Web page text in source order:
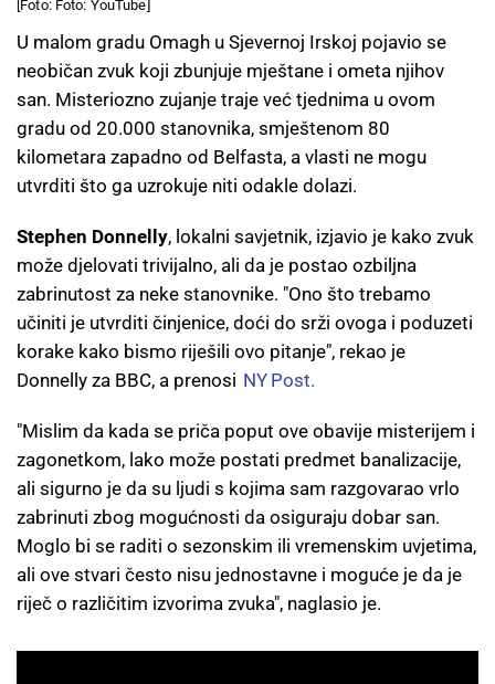
[Foto: Foto: YouTube]
U malom gradu Omagh u Sjevernoj Irskoj pojavio se
neobičan zvuk koji zbunjuje mještane i ometa njihov
san. Misteriozno zujanje traje već tjednima u ovom
gradu od 20.000 stanovnika, smještenom 80
kilometara zapadno od Belfasta, a vlasti ne mogu
utvrditi što ga uzrokuje niti odakle dolazi.
Stephen Donnelly, lokalni savjetnik, izjavio je kako zvuk
može djelovati trivijalno, ali da je postao ozbiljna
zabrinutost za neke stanovnike. "Ono što trebamo
učiniti je utvrditi činjenice, doći do srži ovoga i poduzeti
korake kako bismo riješili ovo pitanje", rekao je
Donnelly za BBC, a prenosi NY Post.
"Mislim da kada se priča poput ove obavije misterijem i
zagonetkom, lako može postati predmet banalizacije,
ali sigurno je da su ljudi s kojima sam razgovarao vrlo
zabrinuti zbog mogućnosti da osiguraju dobar san.
Moglo bi se raditi o sezonskim ili vremenskim uvjetima,
ali ove stvari često nisu jednostavne i moguće je da je
riječ o različitim izvorima zvuka", naglasio je.